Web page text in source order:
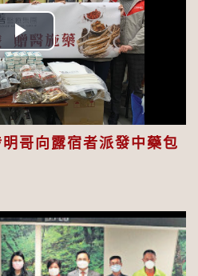
Play
Video
哥向露宿者派發中藥包